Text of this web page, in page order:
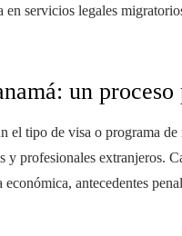
servicios legales
un proceso
el tipo de visa o programa de
profesionales extranjeros.
antecedentes